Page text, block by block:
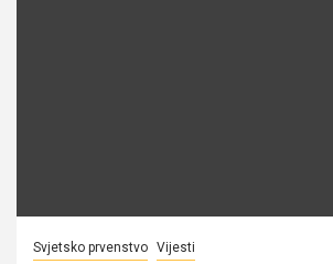
Svjetsko prvenstvo Vijesti